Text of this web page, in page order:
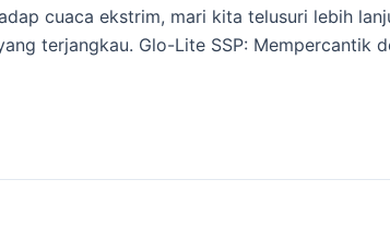
cuaca ekstrim, mari kita telusuri lebih
terjangkau. Glo-Lite SSP: Mempercantik